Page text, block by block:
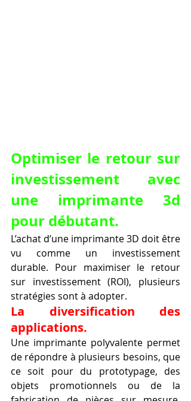
Optimiser le retour sur
investissement avec
une imprimante 3d
pour débutant.
L’achat d’une imprimante 3D doit être
vu comme un investissement
durable. Pour maximiser le retour
sur investissement (ROI), plusieurs
stratégies sont à adopter.
La diversification des
applications.
Une imprimante polyvalente permet
de répondre à plusieurs besoins, que
ce soit pour du prototypage, des
objets promotionnels ou de la